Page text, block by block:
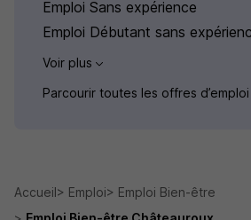
Emploi Sans expérience
Emploi Débutant sans
Voir plus
Parcourir toutes les offres
Accueil Emploi
Emploi Bien-être